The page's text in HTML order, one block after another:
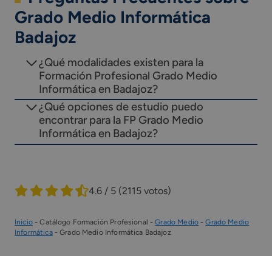
Grado Medio Informática
Badajoz
¿Qué modalidades existen para la
Formación Profesional Grado Medio
Informática en Badajoz?
¿Qué opciones de estudio puedo
encontrar para la FP Grado Medio
Informática en Badajoz?
4.6 / 5 (2115 votos)
Inicio-Catálogo Formación Profesional -Grado Medio-Grado Medio
Informática-Grado Medio Informática Badajoz